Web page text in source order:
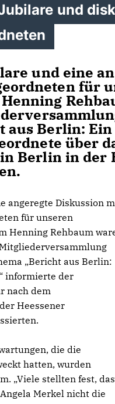
und
und eine
für
aus Berlin:
über
Berlin in der
angeregte Diskussion
für unseren
Henning Rehbaum
„Bericht aus Berlin:
informierte der
nach dem
Heessener
die die
hatten, wurden
„Viele stellten fest,
Merkel nicht die